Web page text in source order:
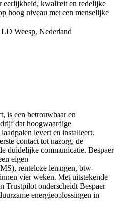
eerlijkheid, kwaliteit en redelijke
hoog niveau met een menselijke
Weesp, Nederland
is een betrouwbaar en
dat hoogwaardige
levert en installeert.
contact tot nazorg, de
duidelijke communicatie. Bespaer
eigen
renteloze leningen, btw-
vier weken. Met uitstekende
Trustpilot onderscheidt Bespaer
energieoplossingen in